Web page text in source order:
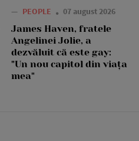
— PEOPLE 07 august 2026
James Haven, fratele
Angelinei Jolie, a
dezvăluit că este gay:
"Un nou capitol din viața
mea"